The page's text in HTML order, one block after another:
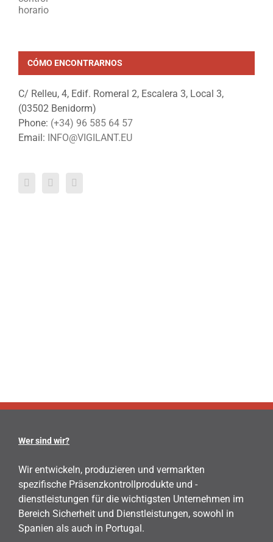
CÓMO ENCONTRARNOS
C/ Relleu, 4, Edif. Romeral 2, Escalera 3, Local 3,
(03502 Benidorm)
Phone: (+34) 96 585 64 57
Email: INFO@VIGILANT.EU
Wer sind wir?
Wir entwickeln, produzieren und vermarkten
spezifische Präsenzkontrollprodukte und -
dienstleistungen für die wichtigsten Unternehmen im
Bereich Sicherheit und Dienstleistungen, sowohl in
Spanien als auch in Portugal.